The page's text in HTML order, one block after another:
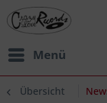
Menü
Übersicht